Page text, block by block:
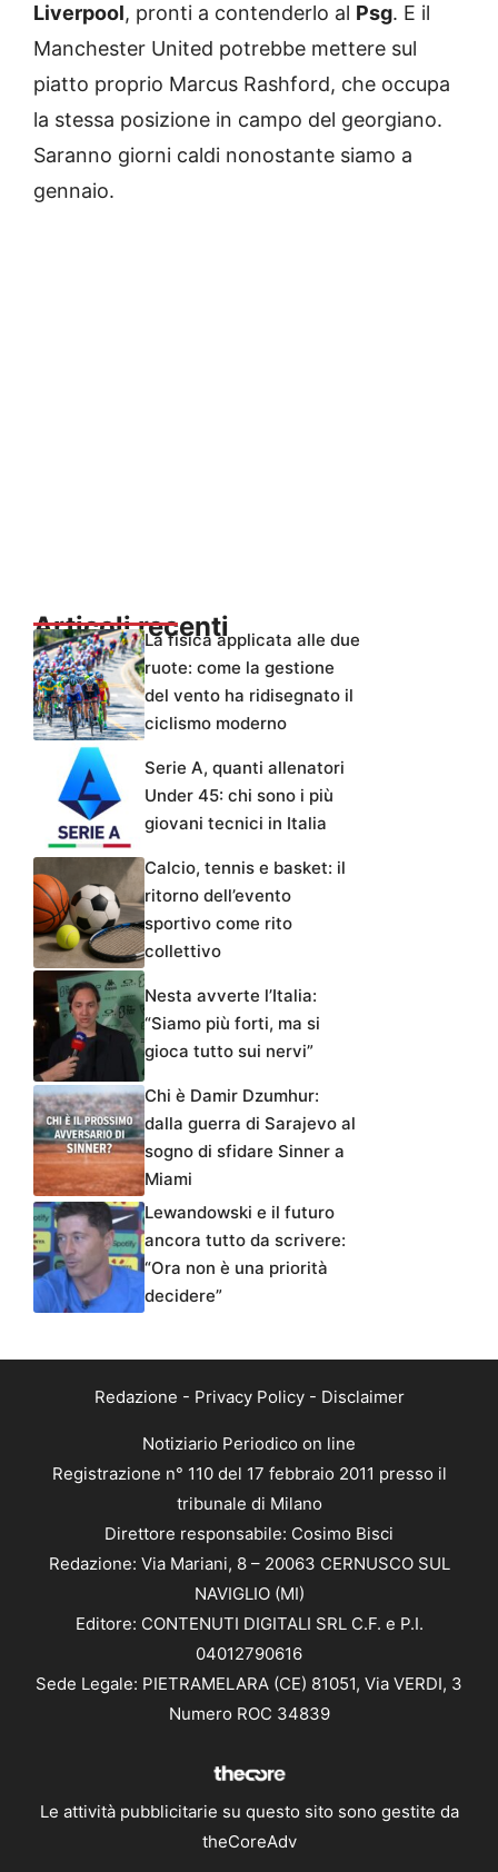
Liverpool, pronti a contenderlo al Psg. E il
Manchester United potrebbe mettere sul
piatto proprio Marcus Rashford, che occupa
la stessa posizione in campo del georgiano.
Saranno giorni caldi nonostante siamo a
gennaio.
Articoli recentiLa fisica applicata alle due
ruote: come la gestione
del vento ha ridisegnato il
ciclismo moderno
Serie A, quanti allenatori
Under 45: chi sono i più
giovani tecnici in Italia
Calcio, tennis e basket: il
ritorno dell’evento
sportivo come rito
collettivo
Nesta avverte l’Italia:
“Siamo più forti, ma si
gioca tutto sui nervi”
Chi è Damir Dzumhur:
dalla guerra di Sarajevo al
sogno di sfidare Sinner a
Miami
Lewandowski e il futuro
ancora tutto da scrivere:
“Ora non è una priorità
decidere”
Redazione - Privacy Policy- Disclaimer
Notiziario Periodico on line
Registrazione n° 110 del 17 febbraio 2011 presso il
tribunale di Milano
Direttore responsabile: Cosimo Bisci
Redazione: Via Mariani, 8 – 20063 CERNUSCO SUL
NAVIGLIO (MI)
Editore: CONTENUTI DIGITALI SRL C.F. e P.I.
04012790616
Sede Legale: PIETRAMELARA (CE) 81051, Via VERDI, 3
Numero ROC 34839
Le attività pubblicitarie su questo sito sono gestite da
theCoreAdv